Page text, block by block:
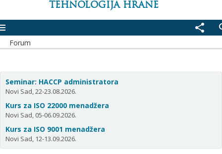
TEHNOLOGIJA HRANE
share
Forum
Seminar: HACCP administratora
Novi Sad, 22-23.08.2026.
Kurs za ISO 22000 menadžera
Novi Sad, 05-06.09.2026.
Kurs za ISO 9001 menadžera
Novi Sad, 12-13.09.2026.